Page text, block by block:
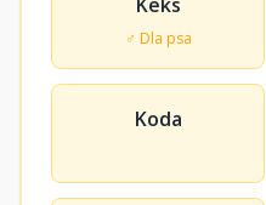
♂ Dla psa
Koda